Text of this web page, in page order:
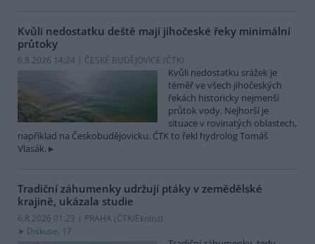
Kvůli nedostatku deště mají jihočeské řeky minimální
průtoky
6.8.2026 14:24 | ČESKÉ BUDĚJOVICE (ČTK)
Kvůli nedostatku srážek je
téměř ve všech jihočeských
řekách historicky nejmenší
průtok vody. Nejhorší je
situace v rovinatých oblastech,
například na Českobudějovicku. ČTK to řekl hydrolog Tomáš
Vlasák.
Tradiční záhumenky udržují ptáky v zemědělské
krajině, ukázala studie
6.8.2026 01:23 | PRAHA (ČTK/Ekolist)
Diskuse: 17